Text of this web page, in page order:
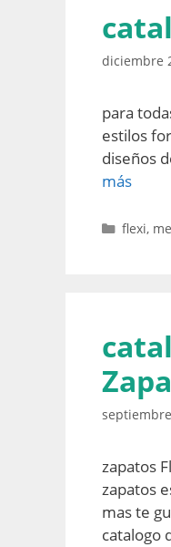
diciembre
para
estilos
diseños
más
flexi,
zapatos
zapatos
mas te
catalogo